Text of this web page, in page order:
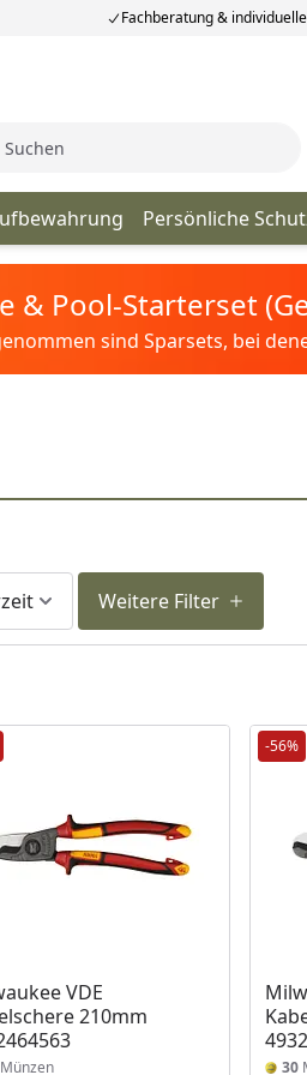
Fachberatung &
Persönliche
& Pool-Starterset
sind Sparsets, bei
Weitere Filter
VDE
210mm
Münzen
-56%
30